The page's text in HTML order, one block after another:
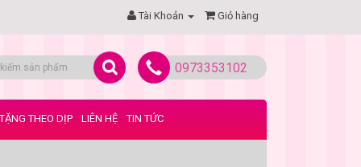
Tài Khoản Giỏ hàng
0973353102
THEO DỊP LIÊN HỆ TIN TỨC